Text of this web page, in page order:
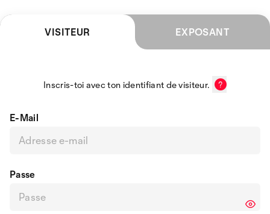
VISITEUR EXPOSANT
Inscris-toi avec ton identifiant de visiteur.
E-Mail
Passe